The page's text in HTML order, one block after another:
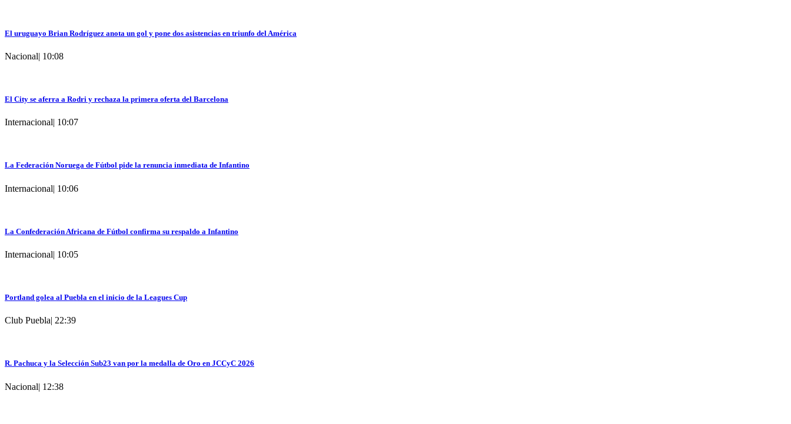
El uruguayo Brian Rodríguez anota un gol y pone dos asistencias en triunfo del América
Nacional| 10:08
El City se aferra a Rodri y rechaza la primera oferta del Barcelona
Internacional| 10:07
La Federación Noruega de Fútbol pide la renuncia inmediata de Infantino
Internacional| 10:06
La Confederación Africana de Fútbol confirma su respaldo a Infantino
Internacional| 10:05
Portland golea al Puebla en el inicio de la Leagues Cup
Club Puebla| 22:39
R. Pachuca y la Selección Sub23 van por la medalla de Oro en JCCyC 2026
Nacional| 12:38